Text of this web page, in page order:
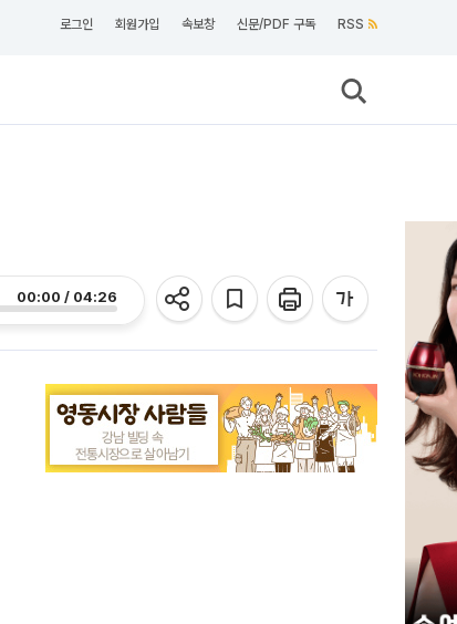
로그인 회원가입 속보창 신문/PDF 구독 RSS
00:00 / 04:26